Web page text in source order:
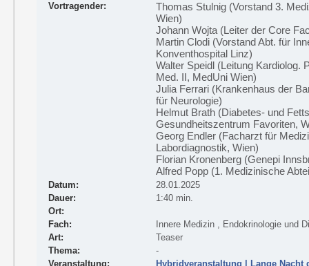
Vortragender:
Thomas Stulnig (Vorstand 3.
Wien)
Johann Wojta (Leiter der Core
Martin Clodi (Vorstand Abt. für
Konventhospital Linz)
Walter Speidl (Leitung Kardiolog.
Med. II, MedUni Wien)
Julia Ferrari (Krankenhaus der
für Neurologie)
Helmut Brath (Diabetes- und
Gesundheitszentrum Favoriten,
Georg Endler (Facharzt für
Labordiagnostik, Wien)
Florian Kronenberg (Genepi
Alfred Popp (1. Medizinische
Datum:
28.01.2025
Dauer:
1:40 min.
Ort:
Fach:
Innere Medizin , Endokrinologie und
Art:
Teaser
Thema:
-
Veranstaltung:
Hybridveranstaltung | Lange